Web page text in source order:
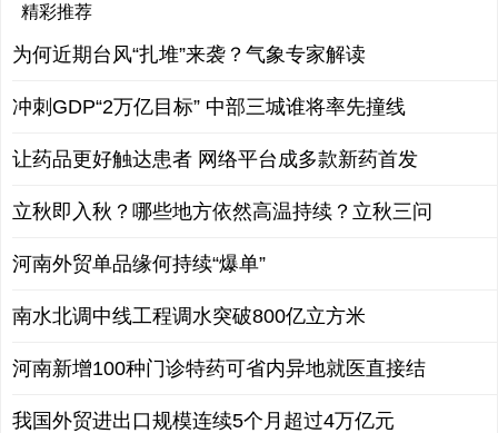
精彩推荐
为何近期台风“扎堆”来袭？气象专家解读
冲刺GDP“2万亿目标” 中部三城谁将率先撞线
让药品更好触达患者 网络平台成多款新药首发
立秋即入秋？哪些地方依然高温持续？立秋三问
河南外贸单品缘何持续“爆单”
南水北调中线工程调水突破800亿立方米
河南新增100种门诊特药可省内异地就医直接结
我国外贸进出口规模连续5个月超过4万亿元